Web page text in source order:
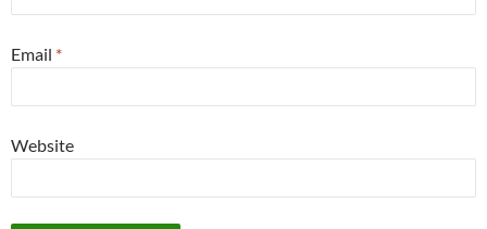
Email *
Website